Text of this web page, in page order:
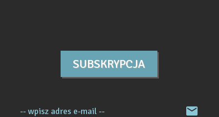
SUBSKRYPCJA
-- wpisz adres e-mail --